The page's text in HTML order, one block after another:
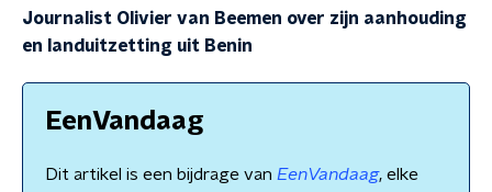
Journalist Olivier van Beemen over zijn aanhouding
en landuitzetting uit Benin
EenVandaag
Dit artikel is een bijdrage van EenVandaag, elke